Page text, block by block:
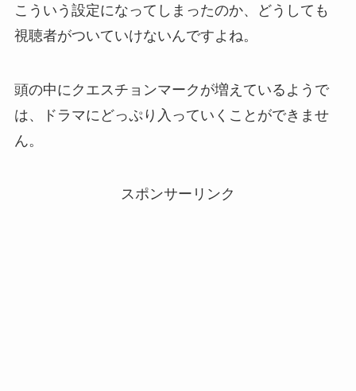
こういう設定になってしまったのか、どうしても
視聴者がついていけないんですよね。
頭の中にクエスチョンマークが増えているようで
は、ドラマにどっぷり入っていくことができませ
ん。
スポンサーリンク